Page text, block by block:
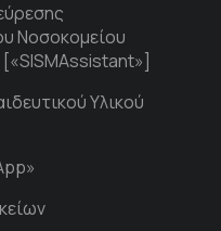
Νοσοκομείου
Υλικού